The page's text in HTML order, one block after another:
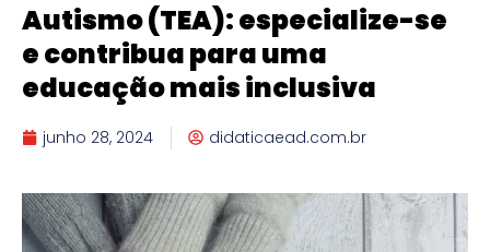
Autismo (TEA): especialize-se
e contribua para uma
educação mais inclusiva
junho 28, 2024 didaticaead.com.br